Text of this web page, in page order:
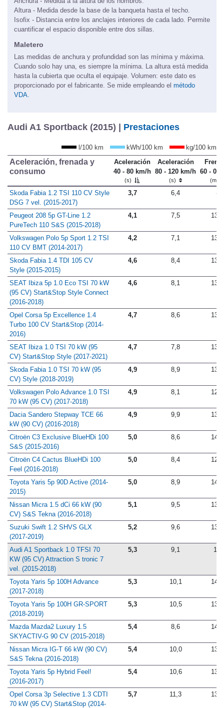
Altura - Medida desde la base de la banqueta hasta el techo.
Isofix - Distancia entre los anclajes interiores de cada lado. Permite
cuantificar el espacio disponible entre dos sillas.
Maletero
Las medidas de anchura y profundidad son las mínima y máxima.
Cuando solo hay una, es siempre la mínima. La altura está medida
hasta la cubierta que oculta el equipaje. Volumen: este dato es
proporcionado por el fabricante. Se mide empleando el método
VDA.
Audi A1 Sportback (2015) | Prestaciones
l/100 km kWh/100 km kg/100 km
Aceleración, frenada y
consumo
Aceleración
40 - 80 km/h
(s)
Aceleración
80 - 120 km/h
(s)
60 - 0
(m)
Skoda Fabia 1.2 TSI 110 CV Style
DSG 7 vel. (2015-2017)
3,7 6,4 -
Peugeot 208 5p GT-Line 1.2
PureTech 110 S&S (2015-2018)
4,1 7,5 13,5
Volkswagen Polo 5p Sport 1.2 TSI
110 CV BMT (2014-2017)
4,2 7,1 13,3
Skoda Fabia 1.4 TDI 105 CV
Style (2015-2015)
4,6 8,4 13,2
SEAT Ibiza 5p 1.0 Eco TSI 70 kW
(95 CV) Start&Stop Style Connect
(2016-2018)
4,6 8,1 13,4
Opel Corsa 5p Excellence 1.4
Turbo 100 CV Start&Stop (2014-
2016)
4,7 8,6 13,4
SEAT Ibiza 1.0 TSI 70 kW (95
CV) Start&Stop Style (2017-2021)
4,7 7,8 13,7
Skoda Fabia 1.0 TSI 70 kW (95
CV) Style (2018-2019)
4,9 8,9 13,4
Volkswagen Polo Advance 1.0 TSI
70 kW (95 CV) (2017-2018)
4,9 8,1 12,8
Dacia Sandero Stepway TCE 66
kW (90 CV) (2016-2018)
4,9 9,9 13,5
Citroën C3 Exclusive BlueHDi 100
S&S (2015-2016)
5,0 8,6 14,2
Citroën C4 Cactus BlueHDi 100
Feel (2016-2018)
5,0 8,4 12,9
Toyota Yaris 5p 90D Active (2014-
2015)
5,0 8,9 14,1
Nissan Micra 1.5 dCi 66 kW (90
CV) S&S Tekna (2016-2018)
5,1 9,5 13,0
Suzuki Swift 1.2 SHVS GLX
(2017-2019)
5,2 9,6 13,6
Audi A1 Sportback 1.0 TFSI 70
KW (95 CV) Attraction S tronic 7
vel. (2015-2018)
5,3 9,1 13
Toyota Yaris 5p 100H Advance
(2017-2018)
5,3 10,1 14,4
Toyota Yaris 5p 100H GR-SPORT
(2018-2019)
5,3 10,5 13,8
Mazda Mazda2 Luxury 1.5
SKYACTIV-G 90 CV (2015-2018)
5,4 8,6 14,7
Nissan Micra IG-T 66 kW (90 CV)
S&S Tekna (2016-2018)
5,4 10,0 13,4
Toyota Yaris 5p Hybrid Feel!
(2016-2017)
5,4 10,6 13,6
Opel Corsa 3p Selective 1.3 CDTI
70 kW (95 CV) Start&Stop (2014-
5,7 11,3 13,5